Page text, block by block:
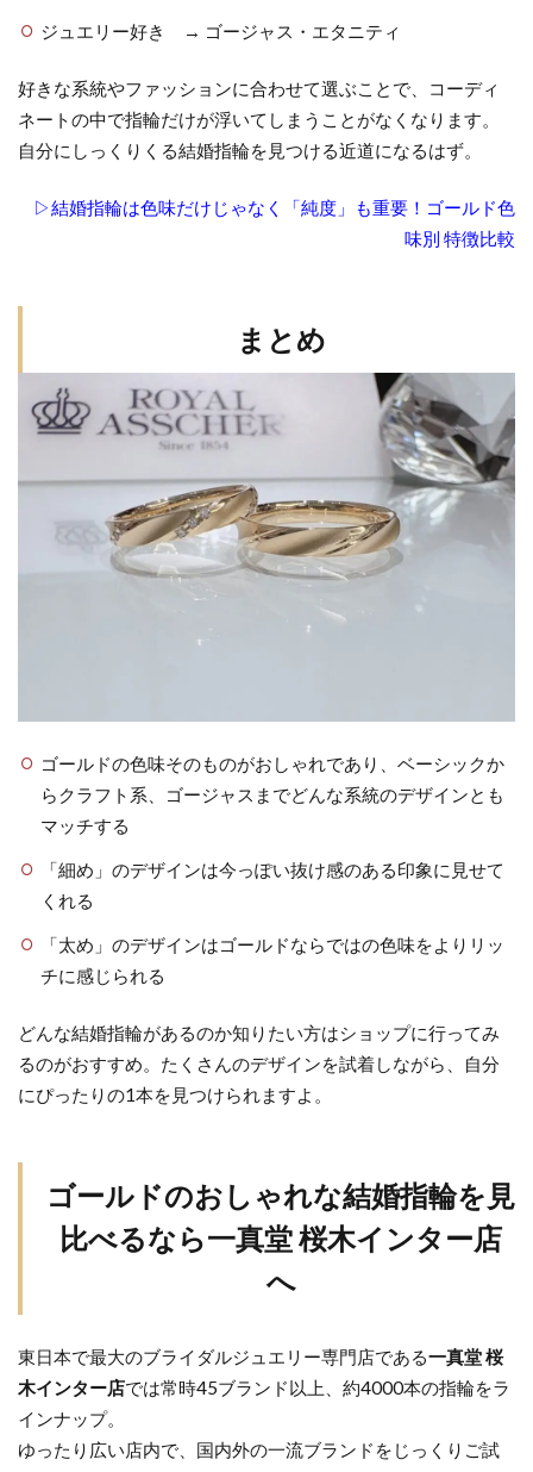
ジュエリー好き → ゴージャス・エタニティ
好きな系統やファッションに合わせて選ぶことで、コーディ
ネートの中で指輪だけが浮いてしまうことがなくなります。
自分にしっくりくる結婚指輪を見つける近道になるはず。
▷結婚指輪は色味だけじゃなく「純度」も重要！ゴールド色
味別 特徴比較
まとめ
ゴールドの色味そのものがおしゃれであり、ベーシックか
らクラフト系、ゴージャスまでどんな系統のデザインとも
マッチする
「細め」のデザインは今っぽい抜け感のある印象に見せて
くれる
「太め」のデザインはゴールドならではの色味をよりリッ
チに感じられる
どんな結婚指輪があるのか知りたい方はショップに行ってみ
るのがおすすめ。たくさんのデザインを試着しながら、自分
にぴったりの1本を見つけられますよ。
ゴールドのおしゃれな結婚指輪を見
比べるなら一真堂 桜木インター店
へ
東日本で最大のブライダルジュエリー専門店である一真堂 桜
木インター店では常時45ブランド以上、約4000本の指輪をラ
インナップ。
ゆったり広い店内で、国内外の一流ブランドをじっくりご試